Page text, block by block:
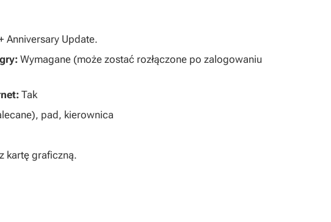
Anniversary Update.
Wymagane (może zostać rozłączone po zalogowaniu
Tak
pad, kierownica
kartę graficzną.